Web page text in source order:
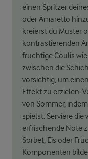
einen Spritzer
oder Amaretto
kreierst du Muster
kontrastierenden
fruchtige Coulis
zwischen die
vorsichtig, um
Effekt zu erzielen.
von Sommer,
spielst. Serviere
erfrischende Note
Sorbet, Eis oder
Komponenten